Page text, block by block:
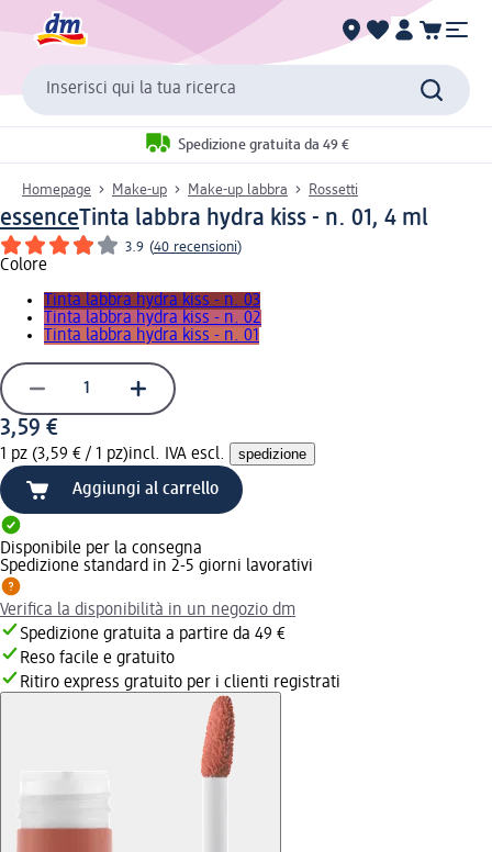
Inserisci qui la tua ricerca
Spedizione gratuita da 49 €
Homepage Make-up Make-up labbra Rossetti
essenceTinta labbra hydra kiss - n. 01, 4 ml
3.9 (40 recensioni)
Colore
Tinta labbra hydra kiss - n. 03
Tinta labbra hydra kiss - n. 02
Tinta labbra hydra kiss - n. 01
3,59 €
1 pz (3,59 € / 1 pz)incl. IVA escl. spedizione
Aggiungi al carrello
Disponibile per la consegna
Spedizione standard in 2-5 giorni lavorativi
Verifica la disponibilità in un negozio dm
Spedizione gratuita a partire da 49 €
Reso facile e gratuito
Ritiro express gratuito per i clienti registrati